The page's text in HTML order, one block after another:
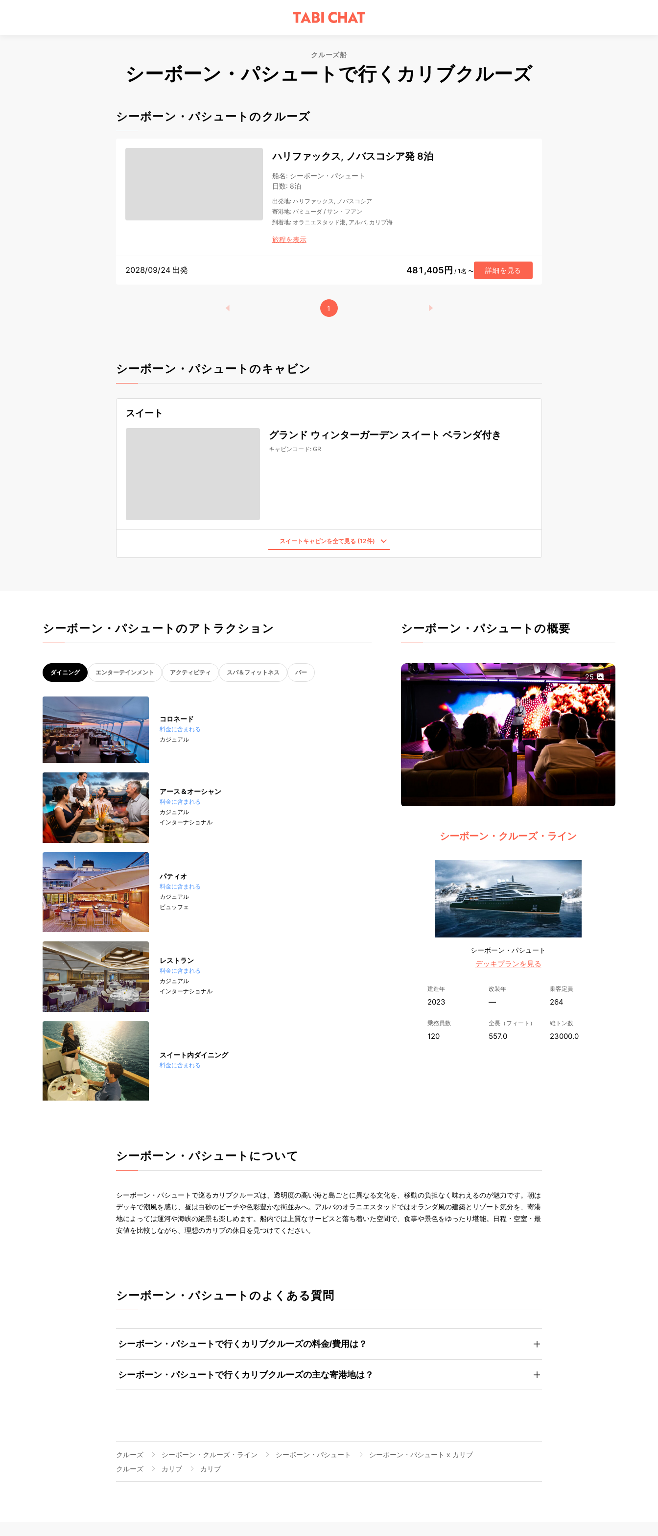
クルーズ船
シーボーン・パシュートで行くカリブクルーズ
シーボーン・パシュートのクルーズ
ハリファックス, ノバスコシア発 8泊
船名: シーボーン・パシュート
日数: 8泊
出発地: ハリファックス, ノバスコシア
寄港地: バミューダ/ サン・フアン
到着地: オラニエスタッド港, アルバ, カリブ海
旅程を表示
2028/09/24 出発 481,405円 / 1名 〜 詳細を見る
1
シーボーン・パシュートのキャビン
スイート
グランド ウィンターガーデン スイート ベランダ付き
キャビンコード:GR
スイートキャビンを全て見る (12件)
シーボーン・パシュートのアトラクション
ダイニング エンターテインメント アクティビティ スパ＆フィットネス バー
コロネード
料金に含まれる
カジュアル
アース＆オーシャン
料金に含まれる
カジュアル
インターナショナル
パティオ
料金に含まれる
カジュアル
ビュッフェ
レストラン
料金に含まれる
カジュアル
インターナショナル
スイート内ダイニング
料金に含まれる
シーボーン・パシュートの概要
25
シーボーン・クルーズ・ライン
シーボーン・パシュート
デッキプランを見る
建造年
2023
改装年
—
乗客定員
264
乗務員数
120
全長（フィート）
557.0
総トン数
23000.0
シーボーン・パシュートについて
シーボーン・パシュートで巡るカリブクルーズは、透明度の高い海と島ごとに異なる文化を、移動の負担なく味わえるのが魅力です。朝は
デッキで潮風を感じ、昼は白砂のビーチや色彩豊かな街並みへ。アルバのオラニエスタッドではオランダ風の建築とリゾート気分を、寄港
地によっては運河や海峡の絶景も楽しめます。船内では上質なサービスと落ち着いた空間で、食事や景色をゆったり堪能。日程・空室・最
安値を比較しながら、理想のカリブの休日を見つけてください。
シーボーン・パシュートのよくある質問
シーボーン・パシュートで行くカリブクルーズの料金/費用は？
シーボーン・パシュートで行くカリブクルーズの主な寄港地は？
クルーズ シーボーン・クルーズ・ライン シーボーン・パシュート
シーボーン・パシュート x カリブ
クルーズ
カリブ カリブ